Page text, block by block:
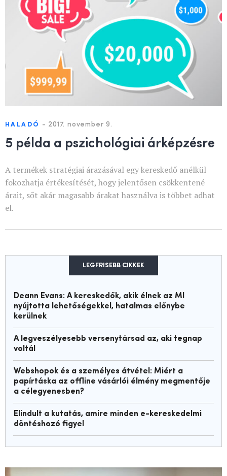
HALADÓ - 2017. november 9.
5 példa a pszichológiai árképzésre
A termékek stratégiai árazásával egy kereskedő anélkül
fokozhatja értékesítését, hogy jelentősen csökkentené
árait, sőt akár magasabb árakat használva is többet adhat
el.
LEGFRISEBB CIKKEK
Deann Evans: A kereskedők, akik élnek az MI
nyújtotta lehetőségekkel, hatalmas előnybe
kerülnek
A legveszélyesebb versenytársad az, aki tegnap
voltál
Webshopok és a személyes átvétel: Miért a
papírtáska az offline vásárlói élmény megmentője
a célegyenesben?
Elindult a kutatás, amire minden e-kereskedelmi
döntéshozó figyel